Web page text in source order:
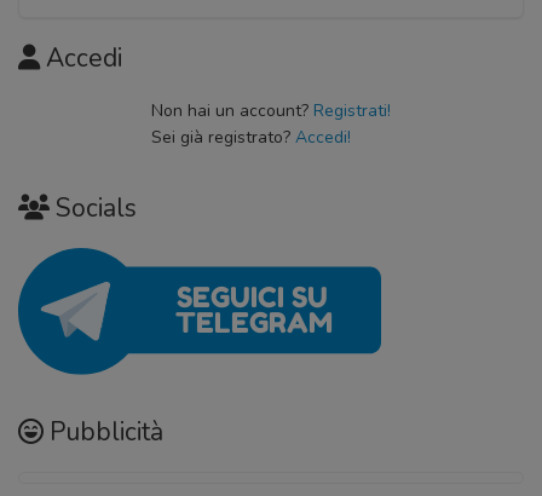
Accedi
Non hai un account? Registrati!
Sei già registrato? Accedi!
Socials
Pubblicità